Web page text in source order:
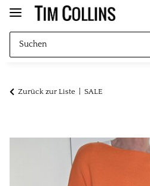
Zurück zur Liste SALE